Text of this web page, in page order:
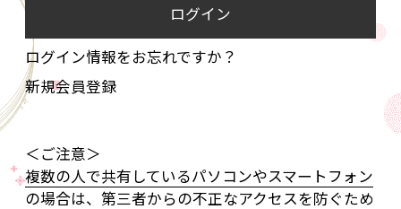
ログイン
ログイン情報をお忘れですか？
新規会員登録
＜ご注意＞
複数の人で共有しているパソコンやスマートフォン
の場合は、第三者からの不正なアクセスを防ぐため